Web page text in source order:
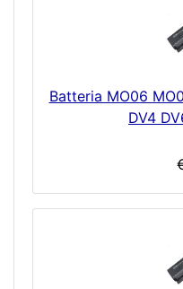
Batteria MO06
DV4